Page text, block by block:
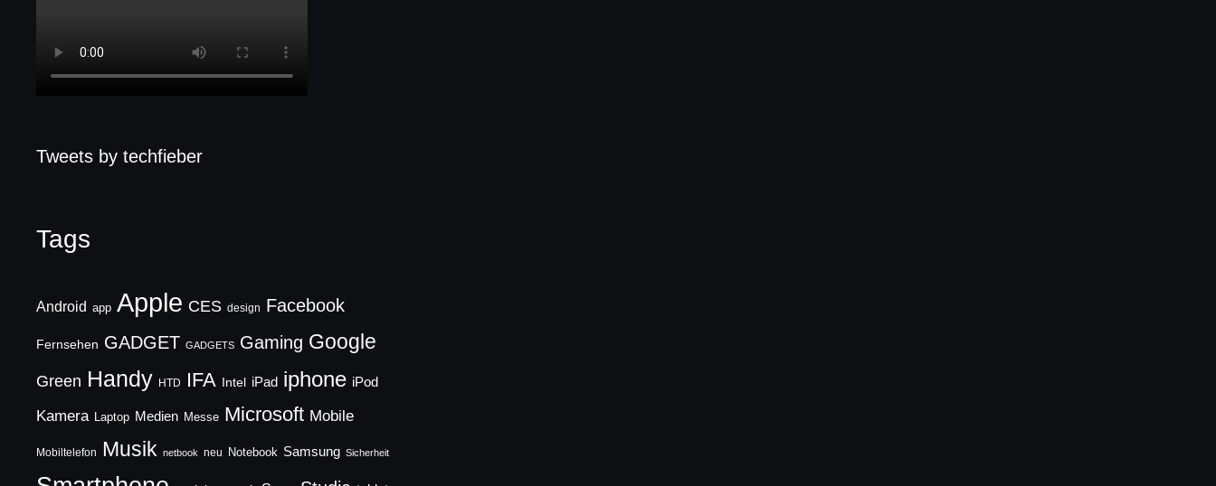
Tweets by techfieber
Tags
Android app Apple CES design Facebook
Fernsehen GADGET GADGETS Gaming Google
Green Handy HTD IFA Intel iPad iphone iPod
Kamera Laptop Medien Messe Microsoft Mobile
Mobiltelefon Musik netbook neu Notebook Samsung Sicherheit